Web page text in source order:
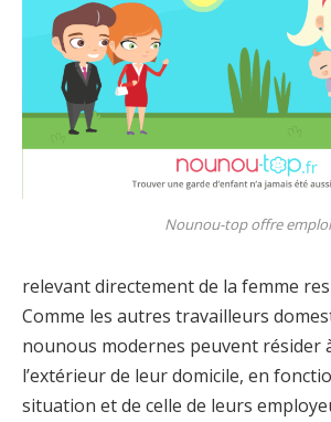
Nounou-top offre emploi
relevant directement de la femme
Comme les autres travailleurs
nounous modernes peuvent résider
l’extérieur de leur domicile, en
situation et de celle de leurs